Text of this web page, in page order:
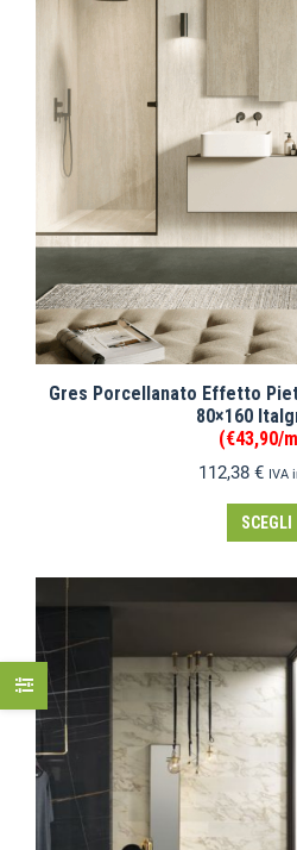
Gres Porcellanato Effetto
80×160
(€43,90/
112,38 € IVA
SCEGLI